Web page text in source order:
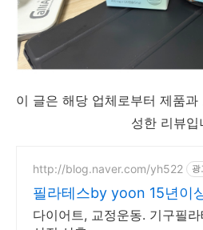
이 글은 해당 업체로부터 제품
성한 리뷰입
http://blog.naver.com/yh522 광
필라테스by yoon 15년이
칭경력 원장직강
다이어트, 교정운동. 기구필라